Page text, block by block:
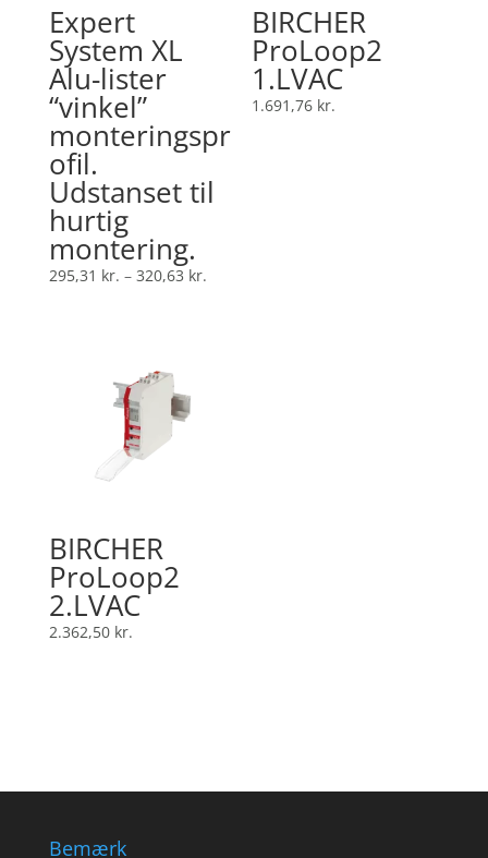
Expert
System XL
Alu-lister
“vinkel”
monteringspr
ofil.
Udstanset til
hurtig
montering.
295,31 kr. – 320,63 kr.
BIRCHER
ProLoop2
1.LVAC
1.691,76 kr.
BIRCHER
ProLoop2
2.LVAC
2.362,50 kr.
Bemærk